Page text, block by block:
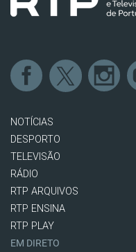
NOTÍCIAS
DESPORTO
TELEVISÃO
RÁDIO
RTP ARQUIVOS
RTP ENSINA
RTP PLAY
EM DIRETO